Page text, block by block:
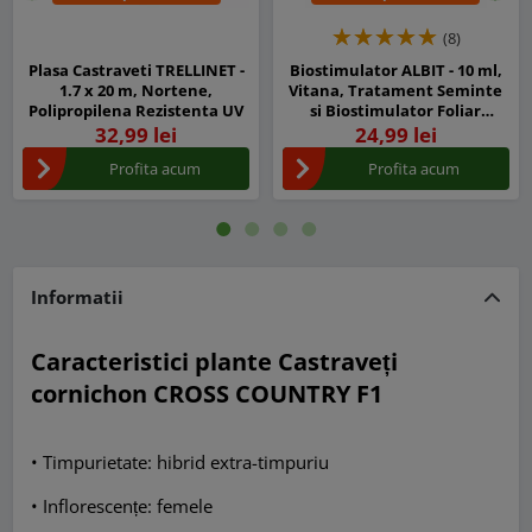
Plasa Castraveti TRELLINET -
1.7 x 20 m, Nortene,
Polipropilena Rezistenta UV
32,99 lei
Profita acum
(8)
Biostimulator ALBIT - 10 ml,
Vitana, Tratament Seminte
si Biostimulator Foliar
Concentrat
24,99 lei
Profita acum
Informatii
Caracteristici plante Castraveți
cornichon CROSS COUNTRY F1
• Timpurietate: hibrid extra-timpuriu
• Inflorescențe: femele